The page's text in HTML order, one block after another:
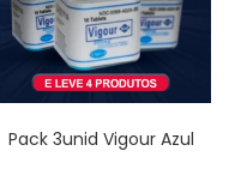
Pack 3unid Vigour Azul